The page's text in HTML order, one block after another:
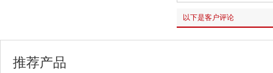
以下是客户评论
推荐产品